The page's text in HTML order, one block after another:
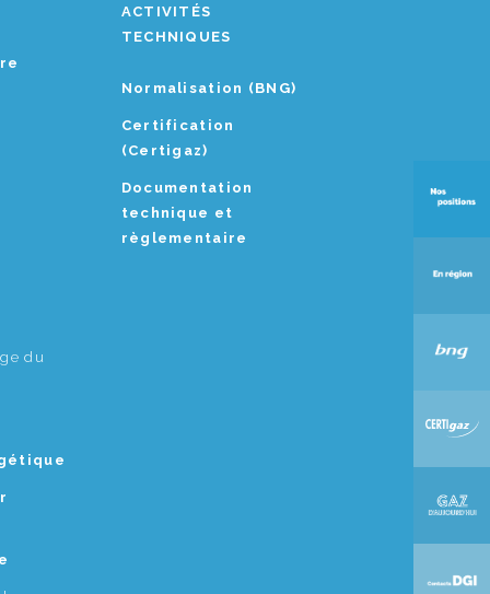
du
ACTIVITÉS
TECHNIQUES
Normalisation (BNG)
Certification
(Certigaz)
Documentation
technique et
règlementaire